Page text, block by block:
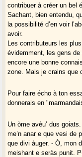
3) En gascon central :
Un òmi qu’avèva dus
que posqui me’n anar e
çò que devi aver. - Ò,
maishant e que seràs
partatgè(c) son ben e
peut te plaire, Gérard)
contribuer à créer un bel
Sachant, bien entendu,
la possibilité d’en voir
avoir.
Les contributeurs les
évidemment, les gens
encore une bonne
zone. Mais je crains que
Pour faire écho à ton
donnerais en
Un òme avèu’ dus
me’n anar e que vesi de
que divi àuger. - Ò, mon
meishant e seràs punit.